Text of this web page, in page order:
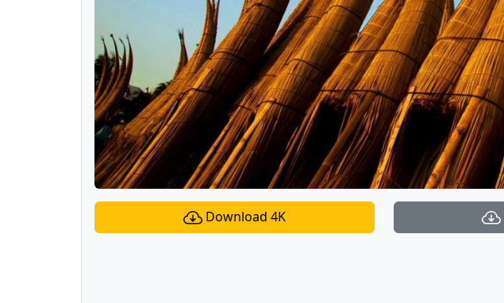
Download 4K